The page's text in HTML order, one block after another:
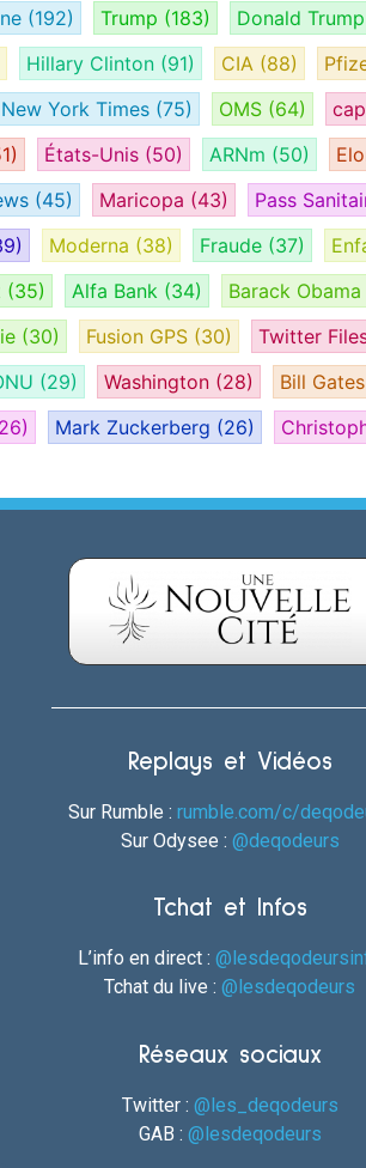
(192) Trump (183) Donald Trump
Hillary Clinton (91) CIA (88)
New York Times (75) OMS (64)
États-Unis (50) ARNm (50)
(45) Maricopa (43) Pass
Moderna (38) Fraude (37)
(35) Alfa Bank (34) Barack Obama
(30) Fusion GPS (30) Twitter
(29) Washington (28) Bill Gates
Mark Zuckerberg (26)
Replays et Vidéos
Sur Rumble :rumble.com/c/
Sur Odysee : @deqodeurs
Tchat et Infos
L’info en direct :
Tchat du live :@lesdeqodeurs
Réseaux sociaux
Twitter : @les_deqodeurs
GAB : @lesdeqodeurs